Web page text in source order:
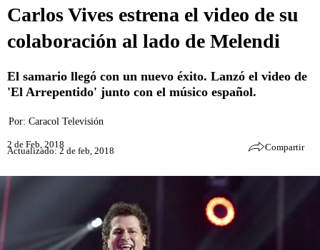
Carlos Vives estrena el video de su
colaboración al lado de Melendi
El samario llegó con un nuevo éxito. Lanzó el video de
'El Arrepentido' junto con el músico español.
Por: Caracol Televisión
2 de Feb, 2018
Actualizado: 2 de feb, 2018 Compartir